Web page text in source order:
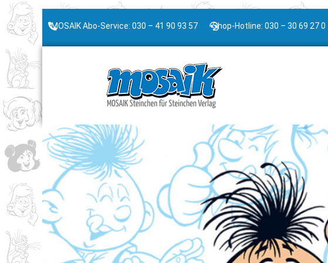
MOSAIK Abo-Service: 030 – 41 90 93 57 Shop-Hotline: 030 – 30 69 27 0